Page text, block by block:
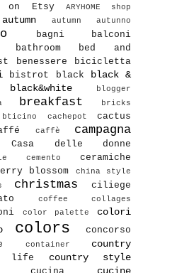
on Etsy
ARYHOME shop
autumn autumn autunno
bagni
balconi
bathroom
bed and
benessere bicicletta
bistrot black
black &
black&white
blogger
breakfast bricks
bticino cachepot cactus
caffè campagna
Casa delle donne
cemento ceramiche
blossom
china style
christmas
ciliege
coffee collages
color palette
colori
colors
concorso
container country
life
country style